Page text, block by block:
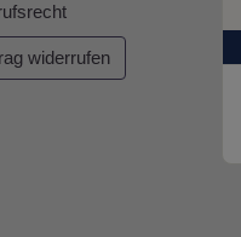
widerrufen